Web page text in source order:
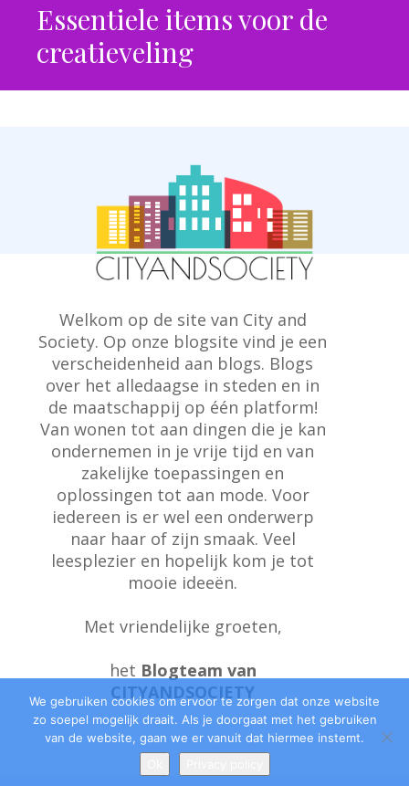
Essentiele items voor de
creatieveling
Welkom op de site van City and
Society. Op onze blogsite vind je een
verscheidenheid aan blogs. Blogs
over het alledaagse in steden en in
de maatschappij op één platform!
Van wonen tot aan dingen die je kan
ondernemen in je vrije tijd en van
zakelijke toepassingen en
oplossingen tot aan mode. Voor
iedereen is er wel een onderwerp
naar haar of zijn smaak. Veel
leesplezier en hopelijk kom je tot
mooie ideeën.
Met vriendelijke groeten,
het Blogteam van
CITYANDSOCIETY
We gebruiken cookies om ervoor te zorgen dat onze website
zo soepel mogelijk draait. Als je doorgaat met het gebruiken
van de website, gaan we er vanuit dat hiermee instemt.